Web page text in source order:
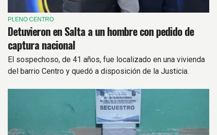
PLENO CENTRO
Detuvieron en Salta a un hombre con pedido de
captura nacional
El sospechoso, de 41 años, fue localizado en una vivienda
del barrio Centro y quedó a disposición de la Justicia.